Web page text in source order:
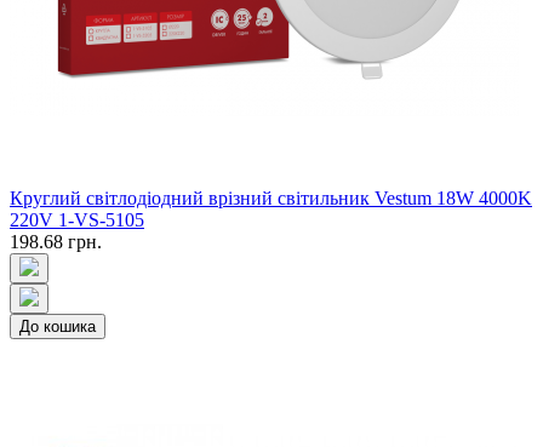
Круглий світлодіодний врізний світильник Vestum 18W 4000K
220V 1-VS-5105
198.68 грн.
До кошика